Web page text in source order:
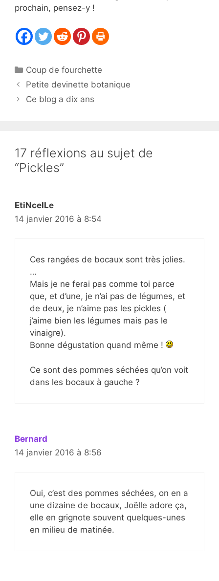
prochain, pensez-y !
Catégories
Coup de fourchette
Petite devinette botanique
Ce blog a dix ans
17 réflexions au sujet de
“Pickles”
EtiNcelLe
14 janvier 2016 à 8:54
Ces rangées de bocaux sont très jolies.
…
Mais je ne ferai pas comme toi parce
que, et d’une, je n’ai pas de légumes, et
de deux, je n’aime pas les pickles (
j’aime bien les légumes mais pas le
vinaigre).
Bonne dégustation quand même !
Ce sont des pommes séchées qu’on voit
dans les bocaux à gauche ?
Bernard
14 janvier 2016 à 8:56
Oui, c’est des pommes séchées, on en a
une dizaine de bocaux, Joëlle adore ça,
elle en grignote souvent quelques-unes
en milieu de matinée.